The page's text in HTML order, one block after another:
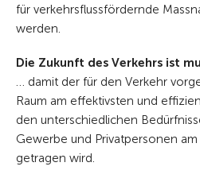
für verkehrsflussfördernde
werden.
Die Zukunft des Verkehrs ist
… damit der für den Verkehr
Raum am effektivsten und
den unterschiedlichen
Gewerbe und Privatpersonen
getragen wird.